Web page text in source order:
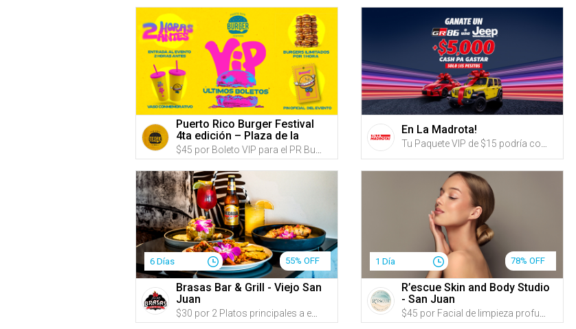
Puerto Rico Burger Festival
4ta edición – Plaza de la
Independencia, (Predios
Hiram Bithorn & Roberto
Clemente
En La Madrota!
6 Días 55% OFF
Brasas Bar & Grill - Viejo San
Juan
1 Día 78% OFF
R’escue Skin and Body Studio
- San Juan